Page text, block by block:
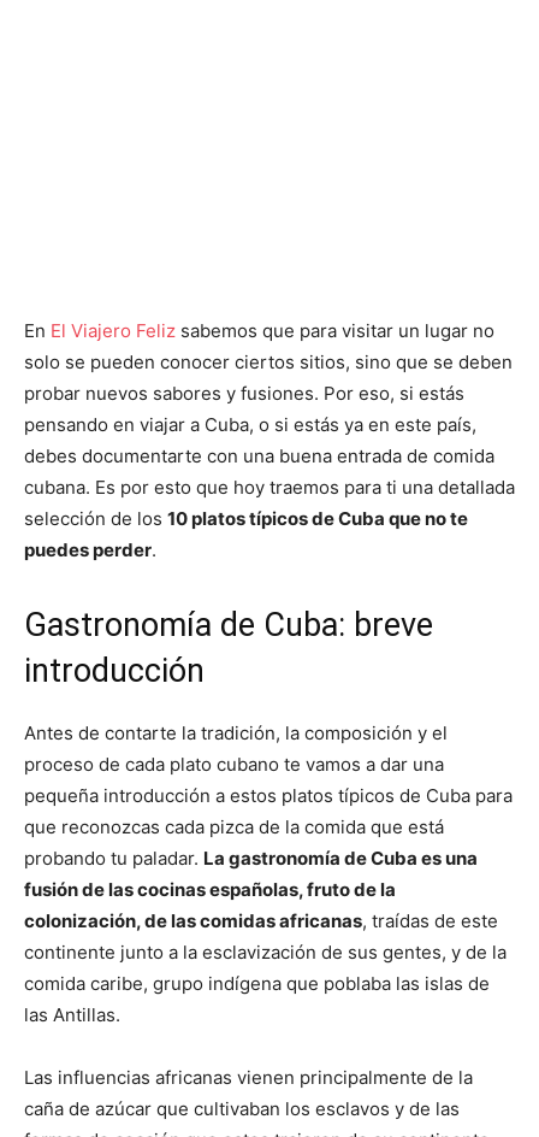
En El Viajero Feliz sabemos que para visitar un lugar no
solo se pueden conocer ciertos sitios, sino que se deben
probar nuevos sabores y fusiones. Por eso, si estás
pensando en viajar a Cuba, o si estás ya en este país,
debes documentarte con una buena entrada de comida
cubana. Es por esto que hoy traemos para ti una detallada
selección de los 10 platos típicos de Cuba que no te
puedes perder.
Gastronomía de Cuba: breve
introducción
Antes de contarte la tradición, la composición y el
proceso de cada plato cubano te vamos a dar una
pequeña introducción a estos platos típicos de Cuba para
que reconozcas cada pizca de la comida que está
probando tu paladar. La gastronomía de Cuba es una
fusión de las cocinas españolas, fruto de la
colonización, de las comidas africanas, traídas de este
continente junto a la esclavización de sus gentes, y de la
comida caribe, grupo indígena que poblaba las islas de
las Antillas.
Las influencias africanas vienen principalmente de la
caña de azúcar que cultivaban los esclavos y de las